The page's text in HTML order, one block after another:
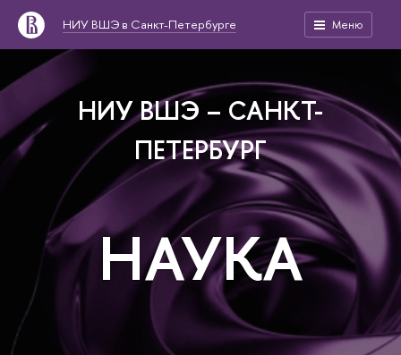
НИУ ВШЭ в Санкт-Петербурге Меню
НИУ ВШЭ – САНКТ-
ПЕТЕРБУРГ
НАУКА